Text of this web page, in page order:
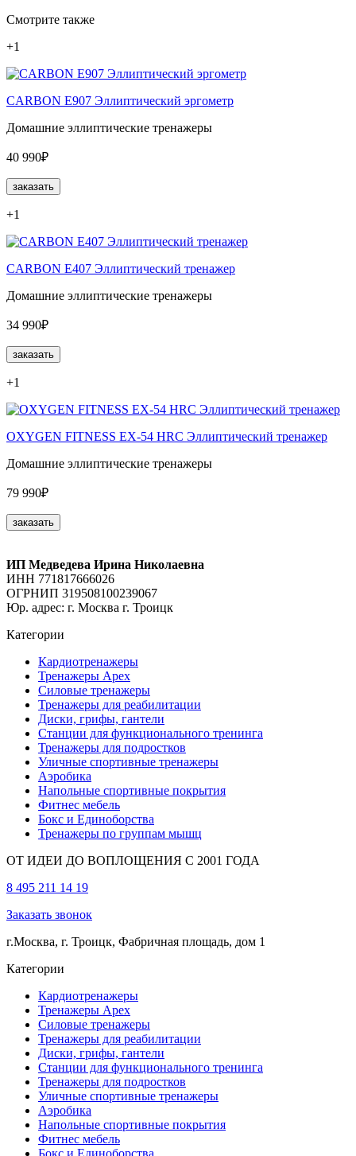
Смотрите также
+1
CARBON E907 Эллиптический эргометр
Домашние эллиптические тренажеры
40 990₽
заказать
+1
CARBON E407 Эллиптический тренажер
Домашние эллиптические тренажеры
34 990₽
заказать
+1
OXYGEN FITNESS EX-54 HRC Эллиптический тренажер
Домашние эллиптические тренажеры
79 990₽
заказать
ИП Медведева Ирина Николаевна
ИНН 771817666026
ОГРНИП 319508100239067
Юр. адрес: г. Москва г. Троицк
Категории
Кардиотренажеры
Тренажеры Apex
Силовые тренажеры
Тренажеры для реабилитации
Диски, грифы, гантели
Станции для функционального тренинга
Тренажеры для подростков
Уличные спортивные тренажеры
Аэробика
Напольные спортивные покрытия
Фитнес мебель
Бокс и Единоборства
Тренажеры по группам мышц
ОТ ИДЕИ ДО ВОПЛОЩЕНИЯ С 2001 ГОДА
8 495 211 14 19
Заказать звонок
г.Москва, г. Троицк, Фабричная площадь, дом 1
Категории
Кардиотренажеры
Тренажеры Apex
Силовые тренажеры
Тренажеры для реабилитации
Диски, грифы, гантели
Станции для функционального тренинга
Тренажеры для подростков
Уличные спортивные тренажеры
Аэробика
Напольные спортивные покрытия
Фитнес мебель
Бокс и Единоборства